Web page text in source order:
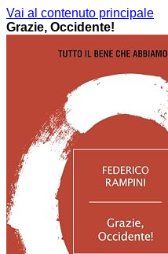
Vai al contenuto principale
Grazie, Occidente!